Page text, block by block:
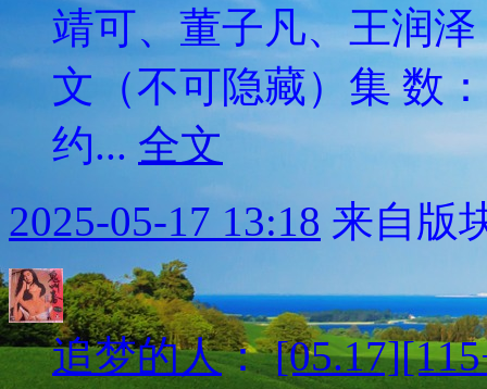
靖可、董子凡、王
文（不可隐藏）集 数
约... 全文
2025-05-17 13:18 来自版
追梦的人：